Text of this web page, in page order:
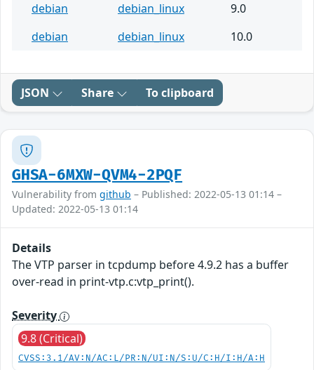
debian
debian_linux
9.0
debian
debian_linux 10.0
JSON Share To clipboard
GHSA-6MXW-QVM4-2PQF
Vulnerability from github – Published: 2022-05-13 01:14 –
Updated: 2022-05-13 01:14
Details
The VTP parser in tcpdump before 4.9.2 has a buffer
over-read in print-vtp.c:vtp_print().
Severity
9.8 (Critical)
CVSS:3.1/AV:N/AC:L/PR:N/UI:N/S:U/C:H/I:H/A:H